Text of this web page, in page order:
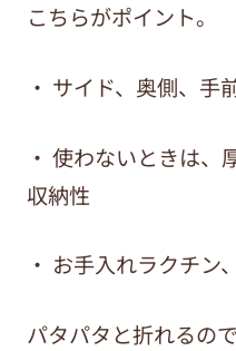
こちらがポイント。
・ サイド、奥側、
・ 使わないときは
収納性
・ お手入れラクチン
パタパタと折れるの